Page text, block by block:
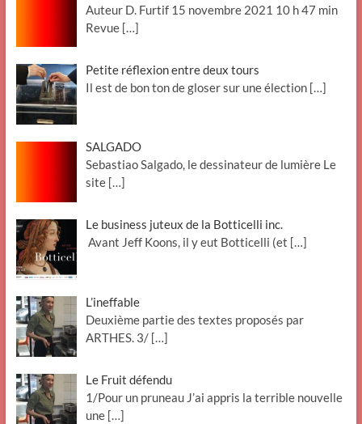
Auteur D. Furtif 15 novembre 2021 10 h 47 min
Revue […]
Petite réflexion entre deux tours
Il est de bon ton de gloser sur une élection […]
SALGADO
Sebastiao Salgado, le dessinateur de lumière Le
site […]
Le business juteux de la Botticelli inc.
Avant Jeff Koons, il y eut Botticelli (et […]
L’ineffable
Deuxième partie des textes proposés par
ARTHES. 3/ […]
Le Fruit défendu
1/Pour un pruneau J’ai appris la terrible nouvelle
une […]